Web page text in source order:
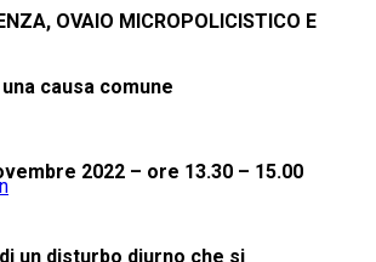
OVAIO MICROPOLICISTICO E
causa comune
2022 – ore 13.30 – 15.00
un disturbo diurno che si